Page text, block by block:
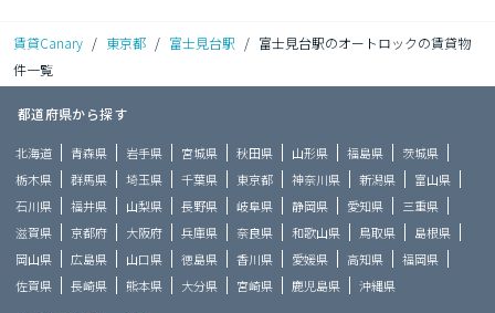
賃貸Canary / 東京都 / 富士見台駅 / 富士見台駅のオートロックの賃貸物
件一覧
都道府県から探す
北海道 青森県 岩手県 宮城県 秋田県 山形県 福島県
茨城県
栃木県
群馬県 埼玉県 千葉県 東京都 神奈川県 新潟県
富山県
石川県
福井県 山梨県 長野県 岐阜県 静岡県 愛知県
三重県
滋賀県
京都府 大阪府 兵庫県 奈良県 和歌山県 鳥取県
島根県
岡山県
広島県 山口県 徳島県 香川県 愛媛県 高知県
福岡県
佐賀県
長崎県 熊本県 大分県 宮崎県 鹿児島県 沖縄県